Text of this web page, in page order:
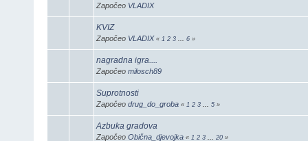
Započeo VLADIX
KVIZ
Započeo VLADIX « 1 2 3 6 »
nagradna igra....
Započeo milosch89
Suprotnosti
Započeo drug_do_groba « 1 2 3 5 »
Azbuka gradova
Započeo Obična_djevojka « 1 2 3 20 »